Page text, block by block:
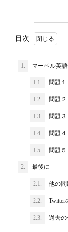
目次
1. マーベル英
1.1. 問題１
1.2. 問題２
1.3. 問題３
1.4. 問題４
1.5. 問題５
2. 最後に
2.1. 他の問
2.2. Twitter
2.3. 過去の